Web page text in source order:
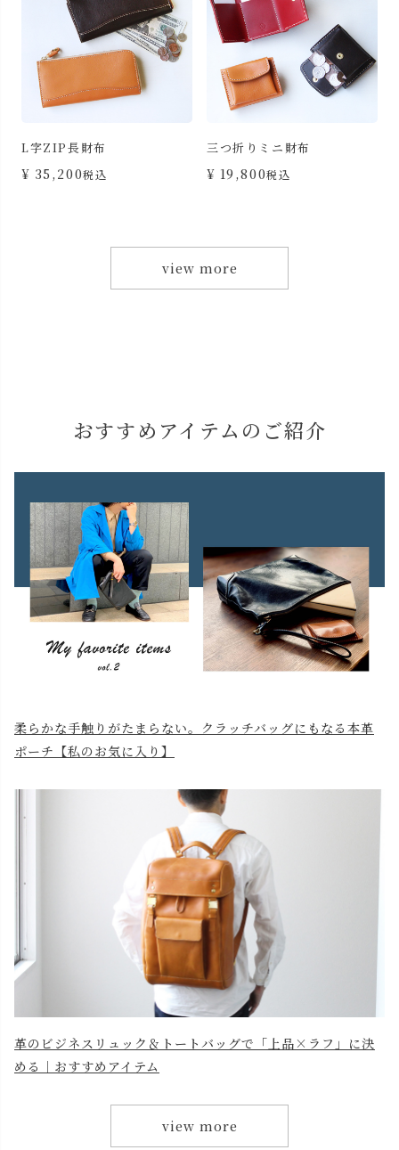
L字ZIP長財布
¥ 35,200税込
三つ折りミニ財布
¥ 19,800税込
view more
おすすめアイテムのご紹介
柔らかな手触りがたまらない。クラッチバッグにもなる本革
ポーチ【私のお気に入り】
革のビジネスリュック＆トートバッグで「上品×ラフ」に決
める｜おすすめアイテム
view more